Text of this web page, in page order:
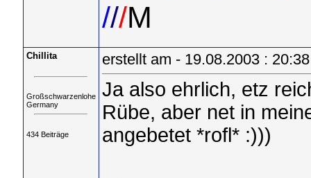
///M
Chillita
Großschwarzenlohe
Germany
434 Beiträge
erstellt am - 19.08.2003 :
Ja also ehrlich, etz
Rübe, aber net in
angebetet *rofl* :)))